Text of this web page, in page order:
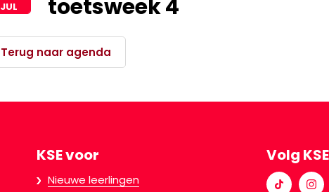
JUL
toetsweek 4
Terug naar agenda
KSE voor
Nieuwe leerlingen
Volg KSE